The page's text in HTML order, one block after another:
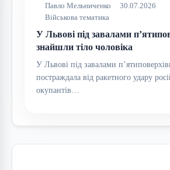
Павло Мельниченко
30.07.2026
Військова тематика
У Львові під завалами
знайшли тіло чоловіка
У Львові під завалами
постраждала від ракетного удару
окупантів…